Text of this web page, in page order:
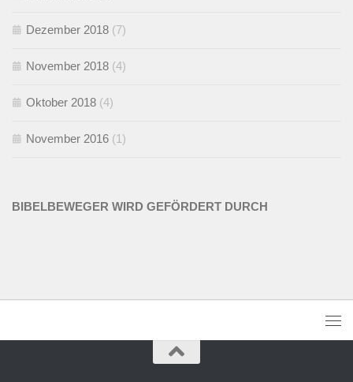
Dezember 2018 (7)
November 2018 (4)
Oktober 2018 (4)
November 2016 (1)
BIBELBEWEGER WIRD GEFÖRDERT DURCH